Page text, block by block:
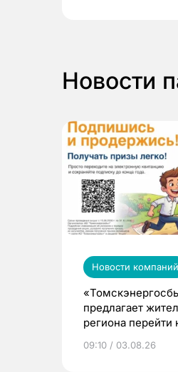
Новости
Новости компаний
предлагает
региона перейти
выиграть призы
09:10 / 03.08.26